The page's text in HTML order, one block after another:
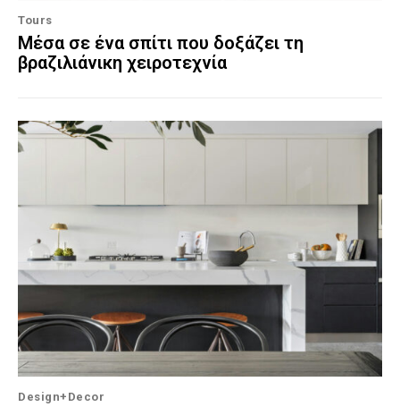
Tours
Μέσα σε ένα σπίτι που δοξάζει τη
βραζιλιάνικη χειροτεχνία
Design+Decor